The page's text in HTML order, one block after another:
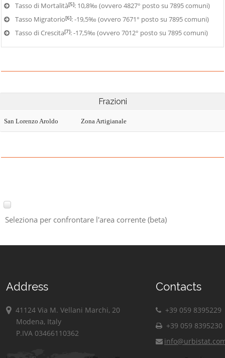
Tasso di Mortalità[5]: 10,8‰ (ovvero 4827° posto su 7895 comuni)
Tasso Migratorio[6]: -19,5‰ (ovvero 7671° posto su 7895 comuni)
Tasso di Crescita[7]: -17,5‰ (ovvero 7012° posto su 7895 comuni)
Frazioni
San Lorenzo Aroldo Zona Artigianale
Seleziona per confrontare l'area corrente (beta)
Address
41124 Via M. Vellani Marchi, 20
Modena, Italy
P.IVA 03466110362
Contacts
+39 059 8395229
+39 059 8395230